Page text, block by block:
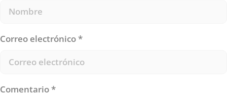
Correo electrónico*
Comentario*